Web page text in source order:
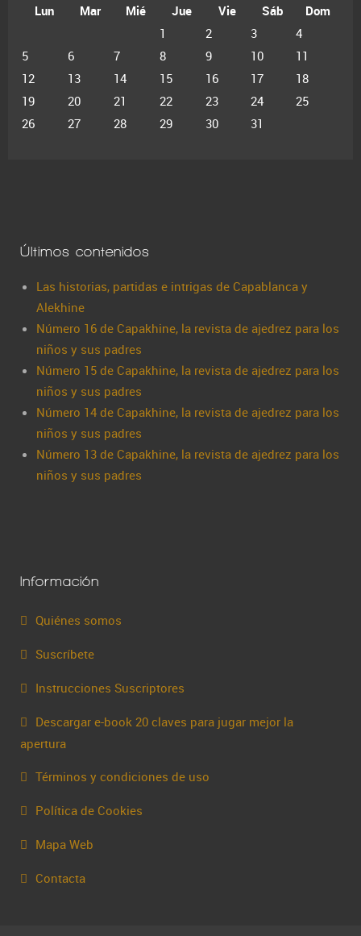
Lun
Mar Mié Jue Vie Sáb
Dom
1
2 3
4
5
6 7 8 9 10
11
12
13 14 15 16 17
18
19
20 21 22 23 24
25
26
27 28 29 30 31
Últimos contenidos
Las historias, partidas e intrigas de Capablanca y
Alekhine
Número 16 de Capakhine, la revista de ajedrez para los
niños y sus padres
Número 15 de Capakhine, la revista de ajedrez para los
niños y sus padres
Número 14 de Capakhine, la revista de ajedrez para los
niños y sus padres
Número 13 de Capakhine, la revista de ajedrez para los
niños y sus padres
Información
Quiénes somos
Suscríbete
Instrucciones Suscriptores
Descargar e-book 20 claves para jugar mejor la
apertura
Términos y condiciones de uso
Política de Cookies
Mapa Web
Contacta